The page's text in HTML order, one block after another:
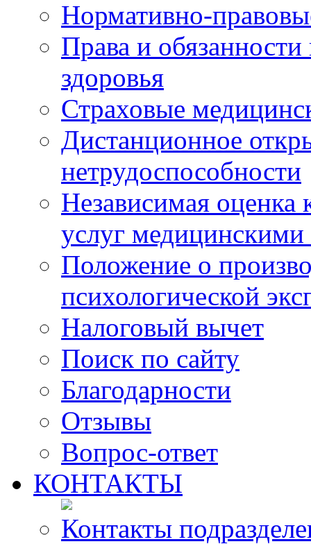
Нормативно-
Права и
здоровья
Страховые
Дистанционное
нетрудоспособности
Независимая оценка
услуг
Положение о
психологической
Налоговый вычет
Поиск по сайту
Благодарности
Отзывы
Вопрос-ответ
КОНТАКТЫ
Контакты